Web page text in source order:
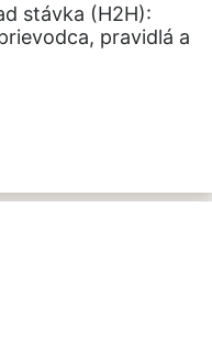
stávka (H2H):
pravidlá a